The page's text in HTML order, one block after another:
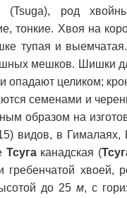
(Tsuga), род
тонкие. Хвоя на
тупая и
мешков. Шишки
опадают целиком;
семенами и
образом на
видов, в
Тсугаканадская (
гребенчатой
до 25м, с